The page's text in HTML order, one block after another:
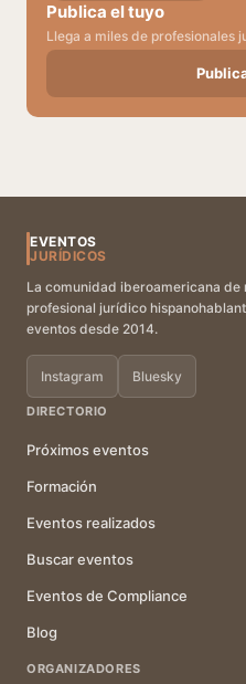
Publica el tuyo
Llega a miles de profesionales
EVENTOS
JURÍDICOS
La comunidad iberoamericana de
profesional jurídico
eventos desde 2014.
Instagram Bluesky
DIRECTORIO
Próximos eventos
Formación
Eventos realizados
Buscar eventos
Eventos de Compliance
Blog
ORGANIZADORES